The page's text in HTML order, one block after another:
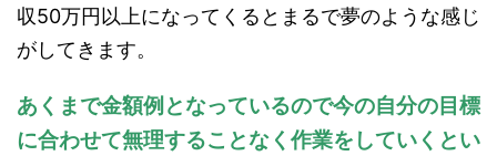
収50万円以上になってくるとまるで夢のような感じ
がしてきます。
あくまで金額例となっているので今の自分の目標
に合わせて無理することなく作業をしていくとい